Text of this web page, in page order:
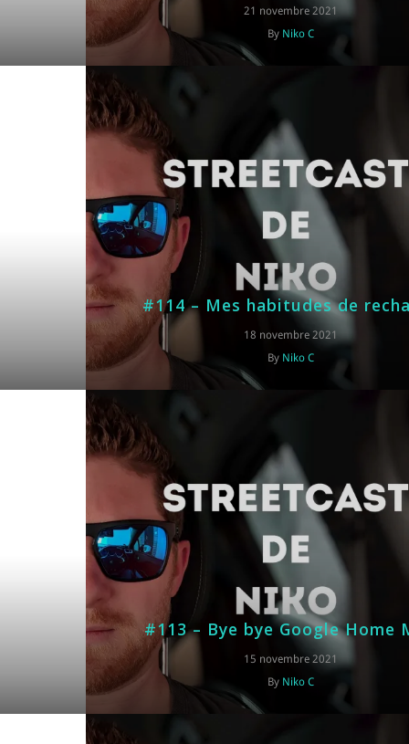
21 novembre 2021
By Niko C
#114 – Mes habitudes de
18 novembre 2021
By Niko C
#113 – Bye bye Google Home
15 novembre 2021
By Niko C